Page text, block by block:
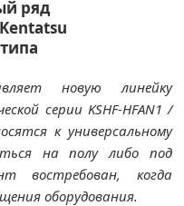
ряд
новую линейку
серии KSHF-HFAN1 /
к универсальному
на полу либо под
востребован, когда
оборудования.